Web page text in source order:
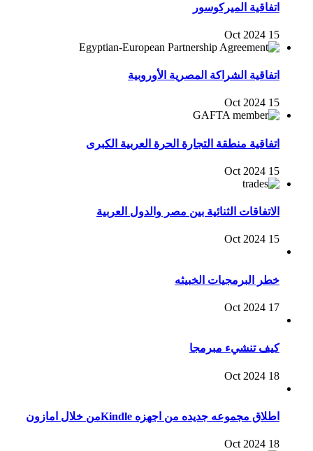
اتفاقية الميركوسور
15 Oct 2024
اتفاقية الشراكة المصرية الأوروبية
15 Oct 2024
اتفاقية منطقة التجارة الحرة العربية الكبرى
15 Oct 2024
الاتفاقات الثنائية بين مصر والدول العربية
15 Oct 2024
خطر البرمجيات الخبيثه
17 Oct 2024
كيف تنشيء مبرمجا
18 Oct 2024
اطلاق مجموعه جديده من اجهزه Kindleمن خلال امازون
18 Oct 2024